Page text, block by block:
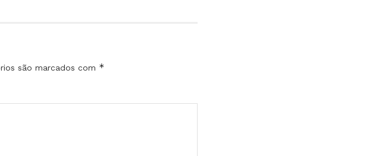
são marcados com *